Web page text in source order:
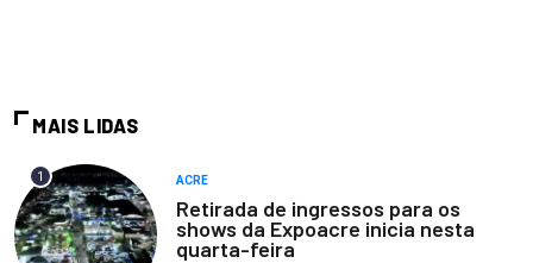
MAIS LIDAS
1 ACRE
Retirada de ingressos para os
shows da Expoacre inicia nesta
quarta-feira